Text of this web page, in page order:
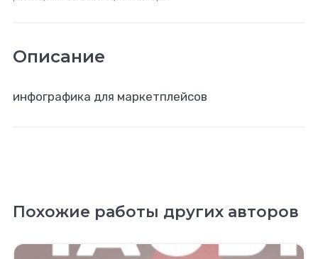
Описание
инфографика для маркетплейсов
Похожие работы других авторов